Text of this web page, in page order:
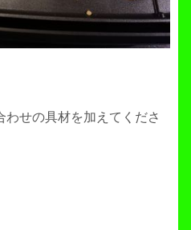
せの具材を加えてくださ